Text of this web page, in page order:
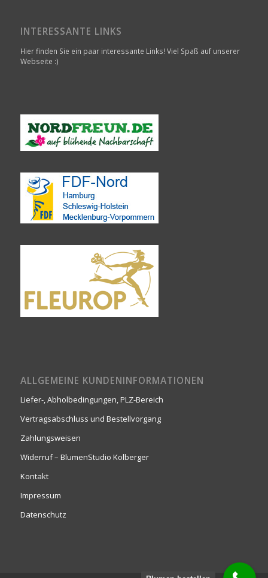
INTERESSANTE LINKS
Hier finden Sie ein paar interessante Links! Viel Spaß auf unserer
Webseite :)
ALLGEMEINE KUNDENINFORMATIONEN
Liefer-, Abholbedingungen, PLZ-Bereich
Vertragsabschluss und Bestellvorgang
Zahlungsweisen
Widerruf – BlumenStudio Kolberger
Kontakt
Impressum
Datenschutz